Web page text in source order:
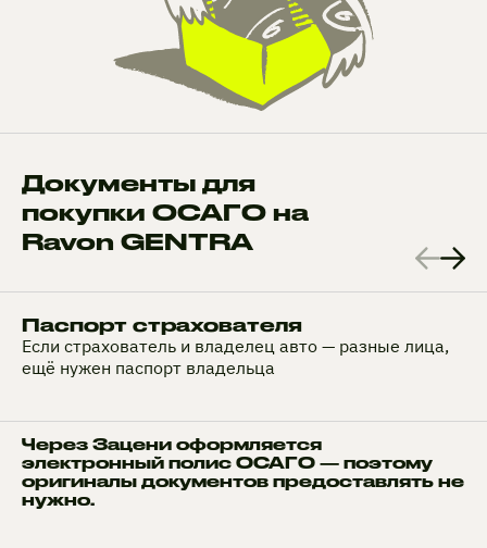
Документы для
покупки ОСАГО на
Ravon GENTRA
Паспорт страхователя
Если страхователь и владелец авто — разные лица,
ещё нужен паспорт владельца
Через Зацени оформляется
электронный полис ОСАГО — поэтому
оригиналы документов предоставлять не
нужно.